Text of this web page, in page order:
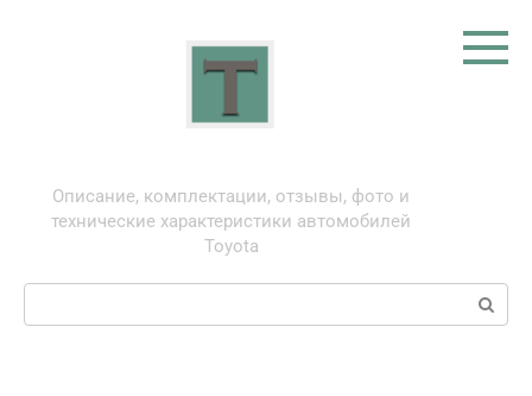
Описание, комплектации, отзывы, фото и
технические характеристики автомобилей
Toyota
Поиск: